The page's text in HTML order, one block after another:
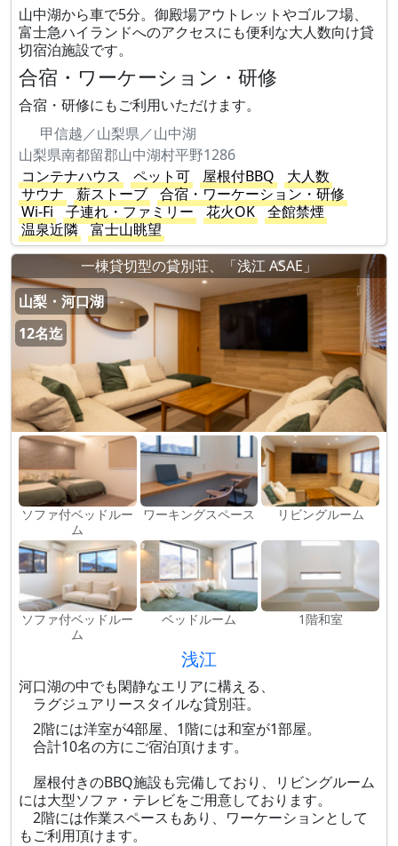
山中湖から車で5分。御殿場アウトレットやゴルフ場、
富士急ハイランドへのアクセスにも便利な大人数向け貸
切宿泊施設です。
合宿・ワーケーション・研修
合宿・研修にもご利用いただけます。
甲信越／山梨県／山中湖
山梨県南都留郡山中湖村平野1286
コンテナハウス
ペット可 屋根付BBQ
大人数
サウナ
薪ストーブ
合宿・ワーケーション・研修
Wi-Fi
子連れ・ファミリー 花火OK
全館禁煙
温泉近隣
富士山眺望
一棟貸切型の貸別荘、「浅江 ASAE」
山梨・河口湖
12名迄
ソファ付ベッドルー
ム
ワーキングスペース リビングルーム
ソファ付ベッドルー
ム
ベッドルーム 1階和室
浅江
河口湖の中でも閑静なエリアに構える、
ラグジュアリースタイルな貸別荘。
2階には洋室が4部屋、1階には和室が1部屋。
合計10名の方にご宿泊頂けます。
屋根付きのBBQ施設も完備しており、リビングルーム
には大型ソファ・テレビをご用意しております。
2階には作業スペースもあり、ワーケーションとして
もご利用頂けます。